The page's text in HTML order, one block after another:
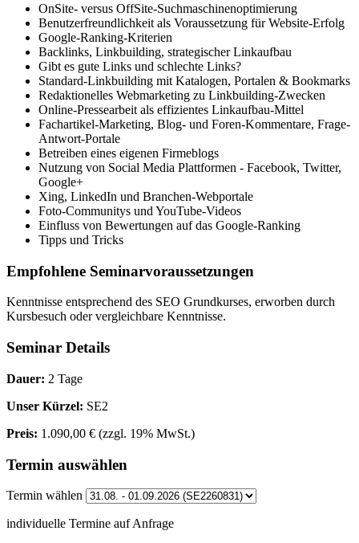
OnSite- versus OffSite-Suchmaschinenoptimierung
Benutzerfreundlichkeit als Voraussetzung für Website-Erfolg
Google-Ranking-Kriterien
Backlinks, Linkbuilding, strategischer Linkaufbau
Gibt es gute Links und schlechte Links?
Standard-Linkbuilding mit Katalogen, Portalen & Bookmarks
Redaktionelles Webmarketing zu Linkbuilding-Zwecken
Online-Pressearbeit als effizientes Linkaufbau-Mittel
Fachartikel-Marketing, Blog- und Foren-Kommentare, Frage-
Antwort-Portale
Betreiben eines eigenen Firmeblogs
Nutzung von Social Media Plattformen - Facebook, Twitter,
Google+
Xing, LinkedIn und Branchen-Webportale
Foto-Communitys und YouTube-Videos
Einfluss von Bewertungen auf das Google-Ranking
Tipps und Tricks
Empfohlene Seminarvoraussetzungen
Kenntnisse entsprechend des SEO Grundkurses, erworben durch
Kursbesuch oder vergleichbare Kenntnisse.
Seminar Details
Dauer: 2 Tage
Unser Kürzel: SE2
Preis: 1.090,00 € (zzgl. 19% MwSt.)
Termin auswählen
Termin wählen
individuelle Termine auf Anfrage